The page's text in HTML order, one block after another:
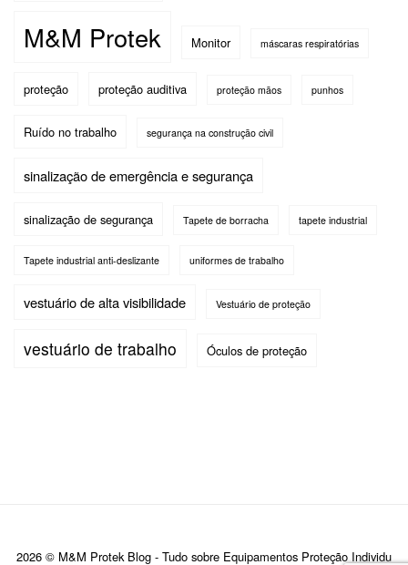
M&M Protek Monitor máscaras respiratórias
proteção proteção auditiva proteção mãos punhos
Ruído no trabalho segurança na construção civil
sinalização de emergência e segurança
sinalização de segurança Tapete de borracha tapete industrial
Tapete industrial anti-deslizante uniformes de trabalho
vestuário de alta visibilidade Vestuário de proteção
vestuário de trabalho Óculos de proteção
2026 © M&M Protek Blog - Tudo sobre Equipamentos Proteção Individu